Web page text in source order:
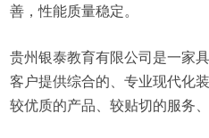
善，性能质量稳定。
贵州银泰教育有限公司是一家
客户提供综合的、专业现代化
较优质的产品、较贴切的服务